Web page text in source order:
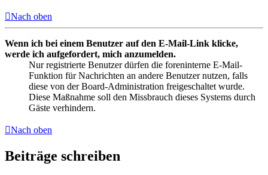
Nach oben
Wenn ich bei einem Benutzer auf den E-Mail-Link klicke,
werde ich aufgefordert, mich anzumelden.
Nur registrierte Benutzer dürfen die foreninterne E-Mail-
Funktion für Nachrichten an andere Benutzer nutzen, falls
diese von der Board-Administration freigeschaltet wurde.
Diese Maßnahme soll den Missbrauch dieses Systems durch
Gäste verhindern.
Nach oben
Beiträge schreiben